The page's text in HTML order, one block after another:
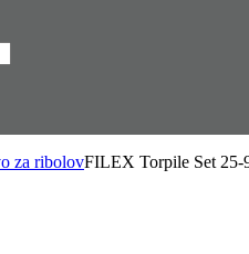
za ribolovFILEX Torpile Set 25-